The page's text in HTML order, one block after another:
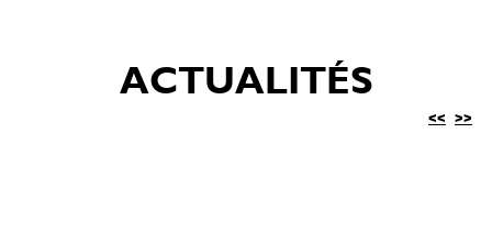
ACTUALITÉS
<< >>